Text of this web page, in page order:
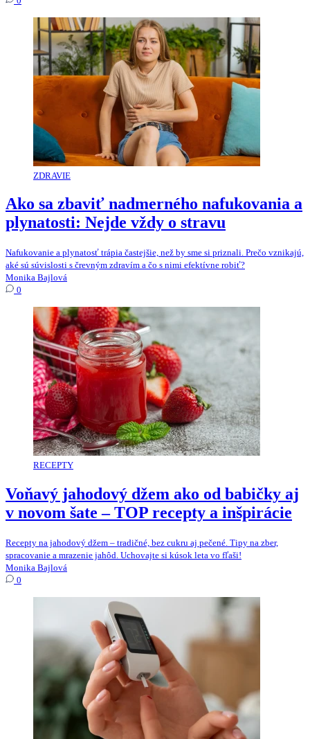
ZDRAVIE
Ako sa zbaviť nadmerného nafukovania a
plynatosti: Nejde vždy o stravu
Nafukovanie a plynatosť trápia častejšie, než by sme si priznali. Prečo vznikajú,
aké sú súvislosti s črevným zdravím a čo s nimi efektívne robiť?
Monika Bajlová
0
RECEPTY
Voňavý jahodový džem ako od babičky aj
v novom šate – TOP recepty a inšpirácie
Recepty na jahodový džem – tradičné, bez cukru aj pečené. Tipy na zber,
spracovanie a mrazenie jahôd. Uchovajte si kúsok leta vo fľaši!
Monika Bajlová
0